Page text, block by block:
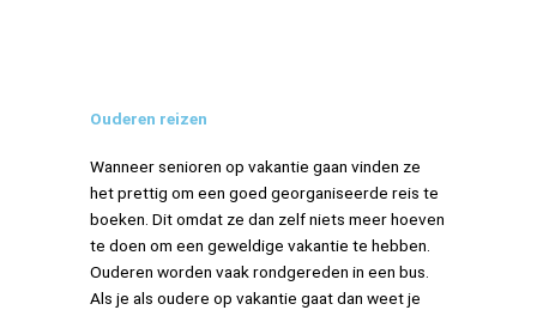
Ouderen reizen
Wanneer senioren op vakantie gaan vinden ze
het prettig om een goed georganiseerde reis te
boeken. Dit omdat ze dan zelf niets meer hoeven
te doen om een geweldige vakantie te hebben.
Ouderen worden vaak rondgereden in een bus.
Als je als oudere op vakantie gaat dan weet je